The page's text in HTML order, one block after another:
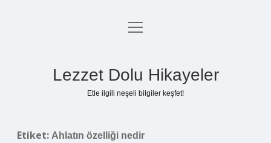
Anasayfa
menüyü
Lezzet Dolu Hikayeler
Etle ilgili neşeli bilgiler keşfet!
Etiket: Ahlatın özelliği nedir